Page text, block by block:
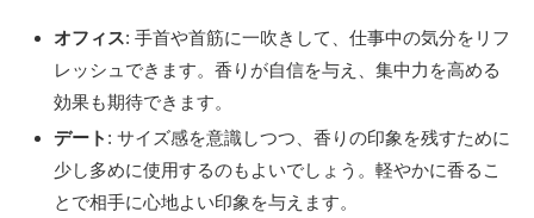
オフィス: 手首や首筋に一吹きして、仕事中の気分をリフ
レッシュできます。香りが自信を与え、集中力を高める
効果も期待できます。
デート : サイズ感を意識しつつ、香りの印象を残すために
少し多めに使用するのもよいでしょう。軽やかに香るこ
とで相手に心地よい印象を与えます。